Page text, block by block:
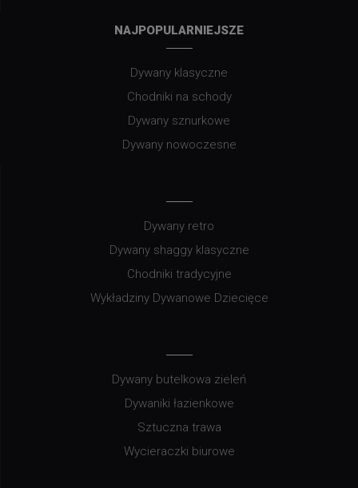
NAJPOPULARNIEJSZE
Dywany klasyczne
Chodniki na schody
Dywany sznurkowe
Dywany nowoczesne
Dywany retro
Dywany shaggy klasyczne
Chodniki tradycyjne
Wykładziny Dywanowe Dziecięce
Dywany butelkowa zieleń
Dywaniki łazienkowe
Sztuczna trawa
Wycieraczki biurowe